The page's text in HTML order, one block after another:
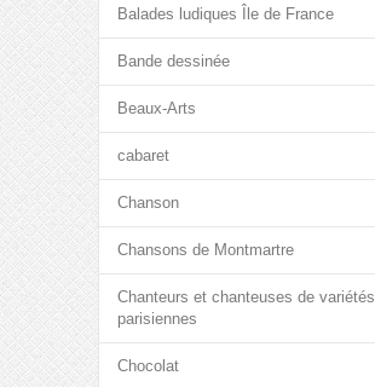
Balades ludiques Île de France
Bande dessinée
Beaux-Arts
cabaret
Chanson
Chansons de Montmartre
Chanteurs et chanteuses de variétés
parisiennes
Chocolat